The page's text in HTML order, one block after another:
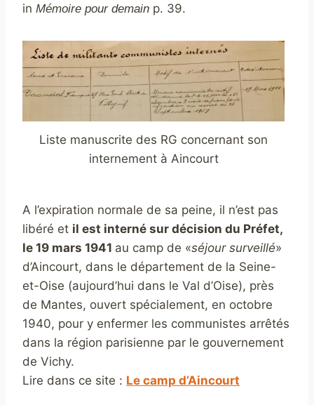
in Mémoire pour demain p. 39.
Liste manuscrite des RG concernant son
internement à Aincourt
A l’expiration normale de sa peine, il n’est pas
libéré et il est interné sur décision du Préfet,
le 19 mars 1941 au camp de «séjour surveillé»
d’Aincourt, dans le département de la Seine-
et-Oise (aujourd’hui dans le Val d’Oise), près
de Mantes, ouvert spécialement, en octobre
1940, pour y enfermer les communistes arrêtés
dans la région parisienne par le gouvernement
de Vichy.
Lire dans ce site : Le camp d’Aincourt